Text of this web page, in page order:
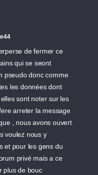
de fermer ce
qui se seont
pseudo donc comme
les données dont
sont noter sur les
arreter la message
, nous avons ouvert
voulez nous y
et pour les gens du
privé mais a ce
plus de bouc